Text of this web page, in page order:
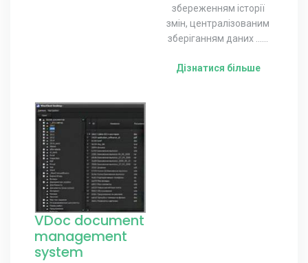
збереженням історії
змін, централізованим
зберіганням даних ......
Дізнатися більше
VDoc document
management
system